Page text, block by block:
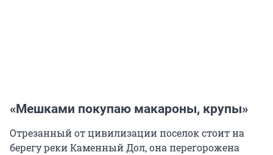
«Мешками покупаю макароны, крупы»
Отрезанный от цивилизации поселок стоит на
берегу реки Каменный Дол, она перегорожена